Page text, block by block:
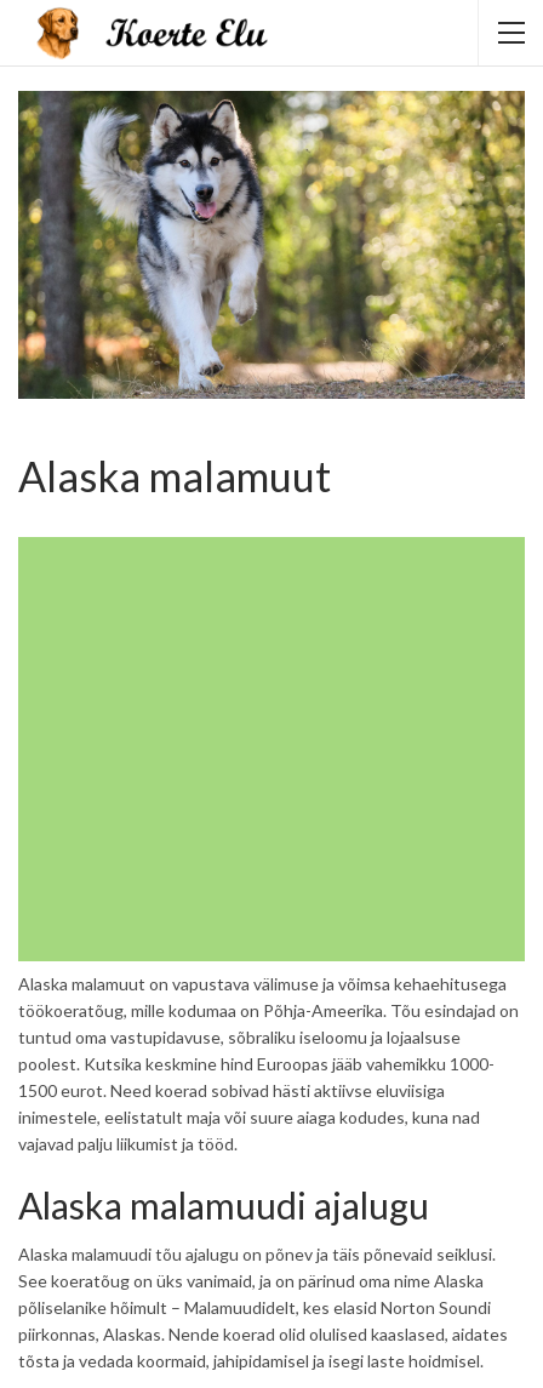
Alaska malamuut
Alaska malamuut on vapustava välimuse ja võimsa kehaehitusega
töökoeratõug, mille kodumaa on Põhja-Ameerika. Tõu esindajad on
tuntud oma vastupidavuse, sõbraliku iseloomu ja lojaalsuse
poolest. Kutsika keskmine hind Euroopas jääb vahemikku 1000-
1500 eurot. Need koerad sobivad hästi aktiivse eluviisiga
inimestele, eelistatult maja või suure aiaga kodudes, kuna nad
vajavad palju liikumist ja tööd.
Alaska malamuudi ajalugu
Alaska malamuudi tõu ajalugu on põnev ja täis põnevaid seiklusi.
See koeratõug on üks vanimaid, ja on pärinud oma nime Alaska
põliselanike hõimult – Malamuudidelt, kes elasid Norton Soundi
piirkonnas, Alaskas. Nende koerad olid olulised kaaslased, aidates
tõsta ja vedada koormaid, jahipidamisel ja isegi laste hoidmisel.